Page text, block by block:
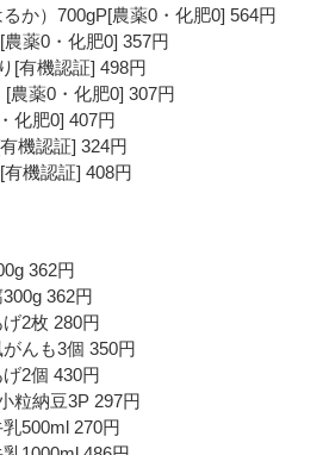
か）700gP[農薬0・化肥0] 564円
薬0・化肥0] 357円
[有機認証] 498円
農薬0・化肥0] 307円
化肥0] 407円
機認証] 324円
機認証] 408円
362円
362円
2枚 280円
んも3個 350円
2個 430円
粒納豆3P 297円
500ml 270円